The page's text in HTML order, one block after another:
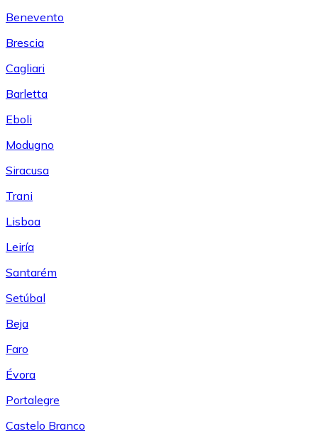
Benevento
Brescia
Cagliari
Barletta
Eboli
Modugno
Siracusa
Trani
Lisboa
Leiría
Santarém
Setúbal
Beja
Faro
Évora
Portalegre
Castelo Branco